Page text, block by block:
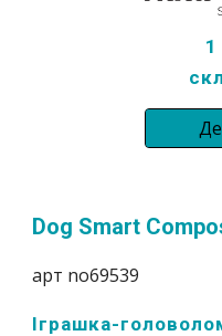
1
Dog Smart
арт no69539
Іграшка-